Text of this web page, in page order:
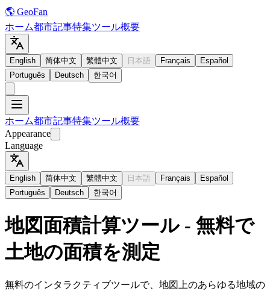
🌎 GeoFan
ホーム都市記事特集ツール概要
English 简体中文 繁體中文 日本語 Français
Español
Português
Deutsch 한국어
ホーム都市記事特集ツール概要
Appearance
Language
English 简体中文 繁體中文 日本語 Français
Español
Português
Deutsch 한국어
地図面積計算ツール - 無料で
土地の面積を測定
無料のインタラクティブツールで、地図上のあらゆる地域の